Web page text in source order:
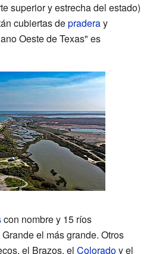
superior y estrecha del estado)
cubiertas depraderay
Oeste de Texas" es
con nombre y 15 ríos
el más grande. Otros
el Brazos, el Coloradoy el